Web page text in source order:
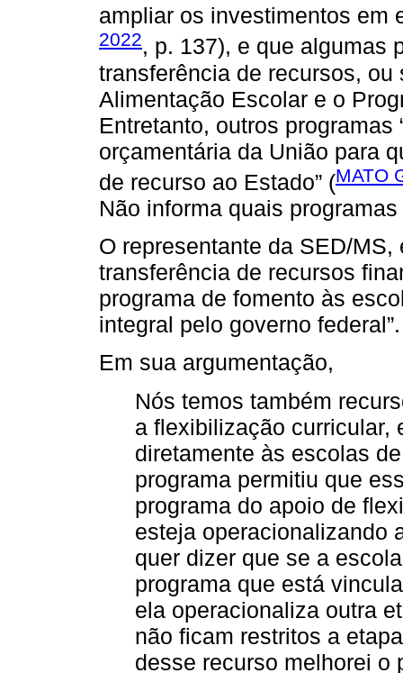
ampliar os investimentos em
2022, p. 137), e que algumas
transferência de recursos,
Alimentação Escolar e o
Entretanto, outros
orçamentária da União para
de recurso ao Estado” (MATO
Não informa quais
O representante da SED/
transferência de recursos
programa de fomento às
integral pelo governo federal”.
Em sua argumentação,
Nós temos também
a flexibilização curricular,
diretamente às escolas
programa permitiu que
programa do apoio de
esteja operacionalizando
quer dizer que se a
programa que está
ela operacionaliza outra
não ficam restritos a
desse recurso melhorei o